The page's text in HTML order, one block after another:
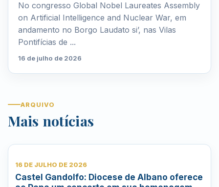
No congresso Global Nobel Laureates Assembly
on Artificial Intelligence and Nuclear War, em
andamento no Borgo Laudato si’, nas Vilas
Pontifícias de ...
16 de julho de 2026
ARQUIVO
Mais notícias
16 DE JULHO DE 2026
Castel Gandolfo: Diocese de Albano oferece